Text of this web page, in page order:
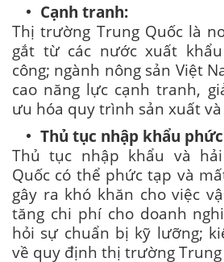
Cạnh tranh:
Thị trường Trung Quốc là
gắt từ các nước xuất
công; ngành nông sản Việt
cao năng lực cạnh tranh,
ưu hóa quy trình sản xuất
Thủ tục nhập khẩu
Thủ tục nhập khẩu và
Quốc có thể phức tạp và
gây ra khó khăn cho việc
tăng chi phí cho doanh
hỏi sự chuẩn bị kỹ lưỡng;
về quy định thị trường Trung